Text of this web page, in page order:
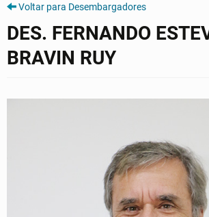
Voltar para Desembargadores
DES. FERNANDO
BRAVIN RUY